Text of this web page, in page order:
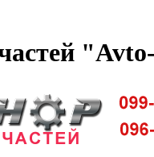
Киеву и